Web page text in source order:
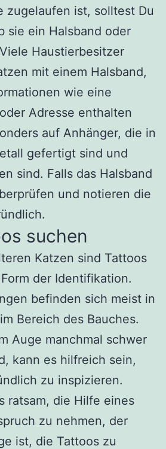
zugelaufen ist, solltest Du
sie ein Halsband oder
Haustierbesitzer
mit einem Halsband,
wie eine
Adresse enthalten
auf Anhänger, die in
gefertigt sind und
sind. Falls das Halsband
und notieren die
suchen
Katzen sind Tattoos
der Identifikation.
befinden sich meist in
Bereich des Bauches.
Auge manchmal schwer
kann es hilfreich sein,
zu inspizieren.
ratsam, die Hilfe eines
zu nehmen, der
ist, die Tattoos zu